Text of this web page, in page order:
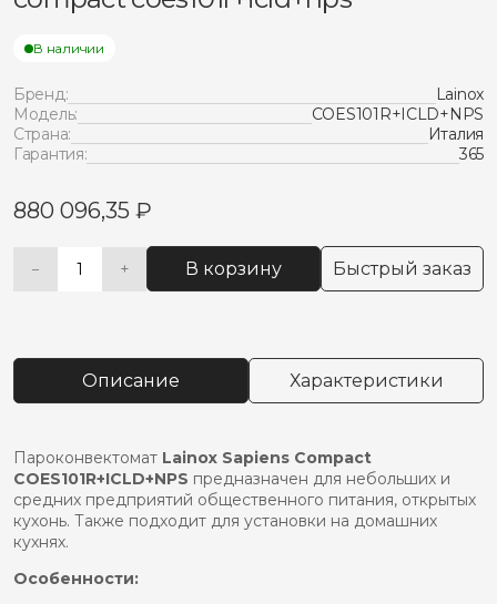
В наличии
Бренд:
Lainox
Модель:
COES101R+ICLD+NPS
Страна:
Италия
Гарантия:
365
880 096,35 ₽
−
Количество
sapiens
compact
coes101r+icld+nps
+ В корзину Быстрый заказ
Alternative:
Описание Характеристики
Пароконвектомат Lainox Sapiens Compact
COES101R+ICLD+NPS предназначен для небольших и
средних предприятий общественного питания, открытых
кухонь. Также подходит для установки на домашних
кухнях.
Особенности: